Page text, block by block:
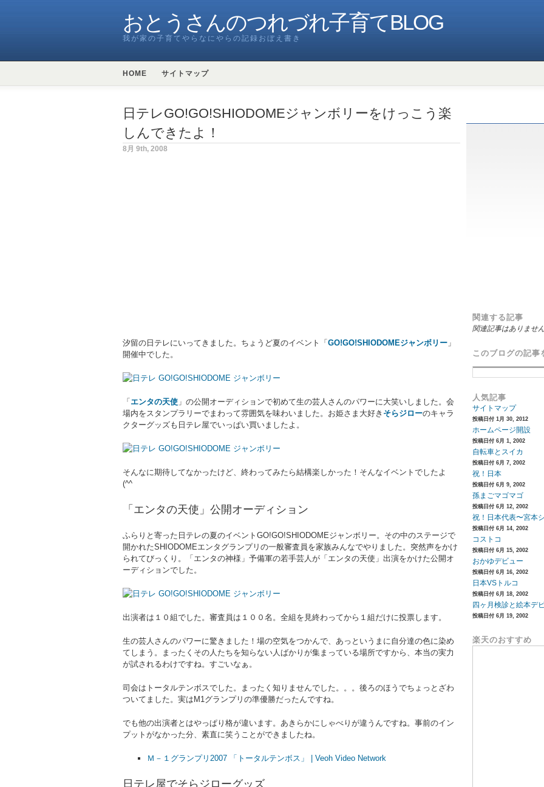
おとうさんのつれづれ子育てBLOG
我が家の子育てやらなにやらの記録おぼえ書き
HOME サイトマップ
日テレGO!GO!SHIODOMEジャンボリーをけっこう楽
しんできたよ！
8月 9th, 2008
汐留の日テレにいってきました。ちょうど夏のイベント「 GO!GO!SHIODOMEジャンボリー 」
開催中でした。
「 エンタの天使 」の公開オーディションで初めて生の芸人さんのパワーに大笑いしました。会
場内をスタンプラリーでまわって雰囲気を味わいました。お姫さま大好き そらジローのキャラ
クターグッズも日テレ屋でいっぱい買いましたよ。
そんなに期待してなかったけど、終わってみたら結構楽しかった！そんなイベントでしたよ
(^^ゞ
「エンタの天使」公開オーディション
ふらりと寄った日テレの夏のイベントGO!GO!SHIODOMEジャンボリー。その中のステージで
開かれたSHIODOMEエンタグランプリの一般審査員を家族みんなでやりました。突然声をかけ
られてびっくり。「エンタの神様」予備軍の若手芸人が「エンタの天使」出演をかけた公開オ
ーディションでした。
出演者は１０組でした。審査員は１００名。全組を見終わってから１組だけに投票します。
生の芸人さんのパワーに驚きました！場の空気をつかんで、あっというまに自分達の色に染め
てしまう。まったくその人たちを知らない人ばかりが集まっている場所ですから、本当の実力
が試されるわけですね。すごいなぁ。
司会はトータルテンボスでした。まったく知りませんでした。。。後ろのほうでちょっとざわ
ついてました。実はM1グランプリの準優勝だったんですね。
でも他の出演者とはやっぱり格が違います。あきらかにしゃべりが違うんですね。事前のイン
プットがなかった分、素直に笑うことができましたね。
Ｍ－１グランプリ2007 「トータルテンボス」 | Veoh Video Network
日テレ屋でそらジローグッズ
関連する記事
関連記事はありませ
このブログの記事
人気記事
サイトマップ
投稿日付 1月 30, 2012
ホームページ開設
投稿日付 6月 1, 2002
自転車とスイカ
投稿日付 6月 7, 2002
祝！日本
投稿日付 6月 9, 2002
孫まごマゴマゴ
投稿日付 6月 12, 2002
祝！日本代表〜宮本
投稿日付 6月 14, 2002
コストコ
投稿日付 6月 15, 2002
おかゆデビュー
投稿日付 6月 16, 2002
日本VSトルコ
投稿日付 6月 18, 2002
四ヶ月検診と絵本デ
投稿日付 6月 19, 2002
楽天のおすすめ